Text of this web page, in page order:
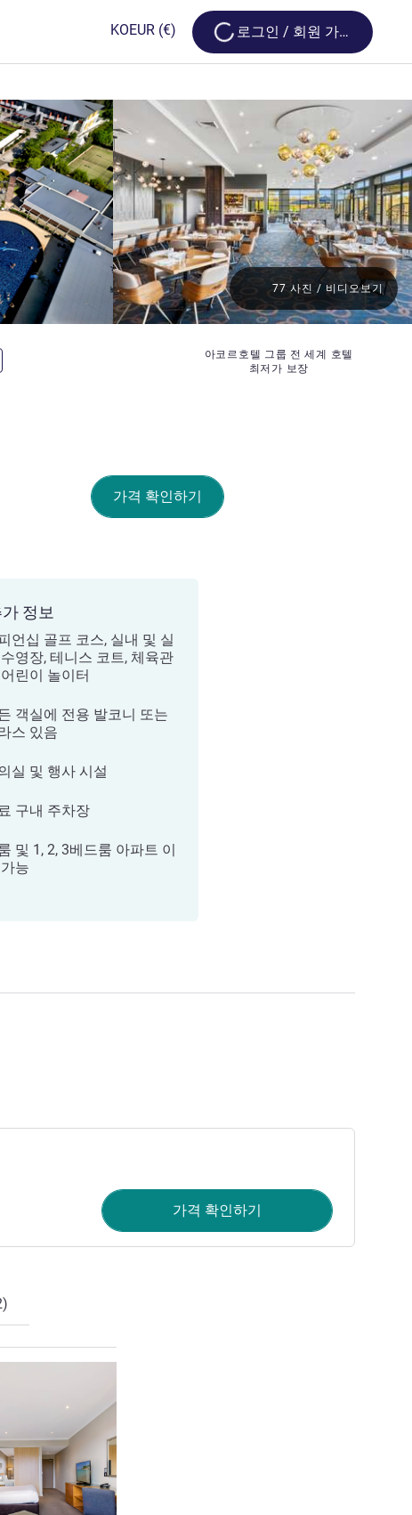
KOEUR (€) Loading...
로그인 / 회원 가입
아코르호텔 그룹 전 세계 호텔
최저가 보장
77 사진 / 비디오보기
가격 확인하기
정보
언십 골프 코스, 실내 및 실
영장, 테니스 코트, 체육관
린이 놀이터
객실에 전용 발코니 또는
스 있음
실 및 행사 시설
구내 주차장
및 1, 2, 3베드룸 아파트 이
능
가격 확인하기